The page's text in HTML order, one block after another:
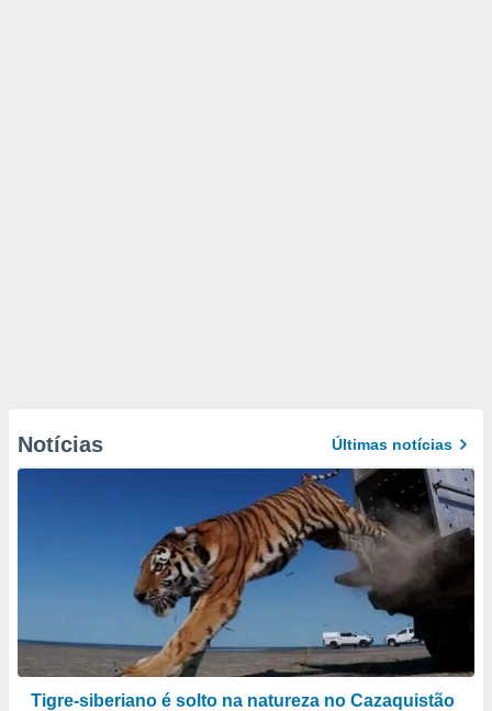
Notícias Últimas notícias
Tigre-siberiano é solto na natureza no Cazaquistão